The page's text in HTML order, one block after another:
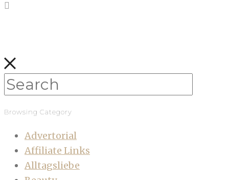
Browsing Category
Advertorial
Affiliate Links
Alltagsliebe